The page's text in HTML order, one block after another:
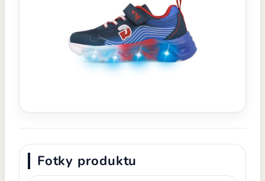
Fotky produktu